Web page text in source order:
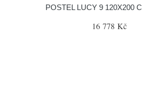
POSTEL LUCY 9 120X200
16 778 Kč